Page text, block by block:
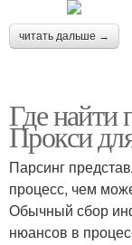
читать дальше →
Где найти
Прокси
Парсинг
процесс, чем
Обычный сбор
нюансов в